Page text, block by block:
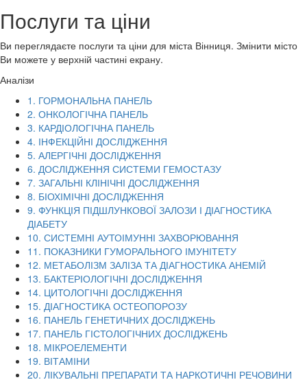
Послуги та ціни
Ви переглядаєте послуги та ціни для міста Вінниця. Змінити місто
Ви можете у верхній частині екрану.
Аналізи
1. ГОРМОНАЛЬНА ПАНЕЛЬ
2. ОНКОЛОГІЧНА ПАНЕЛЬ
3. КАРДІОЛОГІЧНА ПАНЕЛЬ
4. ІНФЕКЦІЙНІ ДОСЛІДЖЕННЯ
5. АЛЕРГІЧНІ ДОСЛІДЖЕННЯ
6. ДОСЛІДЖЕННЯ СИСТЕМИ ГЕМОСТАЗУ
7. ЗАГАЛЬНІ КЛІНІЧНІ ДОСЛІДЖЕННЯ
8. БІОХІМІЧНІ ДОСЛІДЖЕННЯ
9. ФУНКЦІЯ ПІДШЛУНКОВОЇ ЗАЛОЗИ І ДІАГНОСТИКА
ДІАБЕТУ
10. СИСТЕМНІ АУТОІМУННІ ЗАХВОРЮВАННЯ
11. ПОКАЗНИКИ ГУМОРАЛЬНОГО ІМУНІТЕТУ
12. МЕТАБОЛІЗМ ЗАЛІЗА ТА ДІАГНОСТИКА АНЕМІЙ
13. БАКТЕРІОЛОГІЧНІ ДОСЛІДЖЕННЯ
14. ЦИТОЛОГІЧНІ ДОСЛІДЖЕННЯ
15. ДІАГНОСТИКА ОСТЕОПОРОЗУ
16. ПАНЕЛЬ ГЕНЕТИЧНИХ ДОСЛІДЖЕНЬ
17. ПАНЕЛЬ ГІСТОЛОГІЧНИХ ДОСЛІДЖЕНЬ
18. МІКРОЕЛЕМЕНТИ
19. ВІТАМІНИ
20. ЛІКУВАЛЬНІ ПРЕПАРАТИ ТА НАРКОТИЧНІ РЕЧОВИНИ